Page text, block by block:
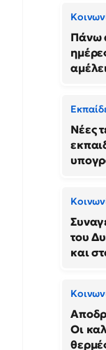
Πάνω
Νέες
του
και
Οι